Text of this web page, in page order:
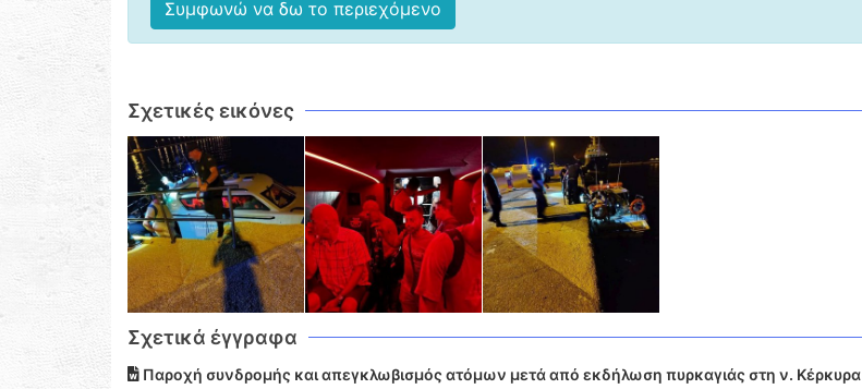
Συμφωνώ να δω το περιεχόμενο
Σχετικές εικόνες
Σχετικά έγγραφα
Παροχή συνδρομής και απεγκλωβισμός ατόμων μετά από εκδήλωση πυρκαγιάς στη ν. Κέρκυρα